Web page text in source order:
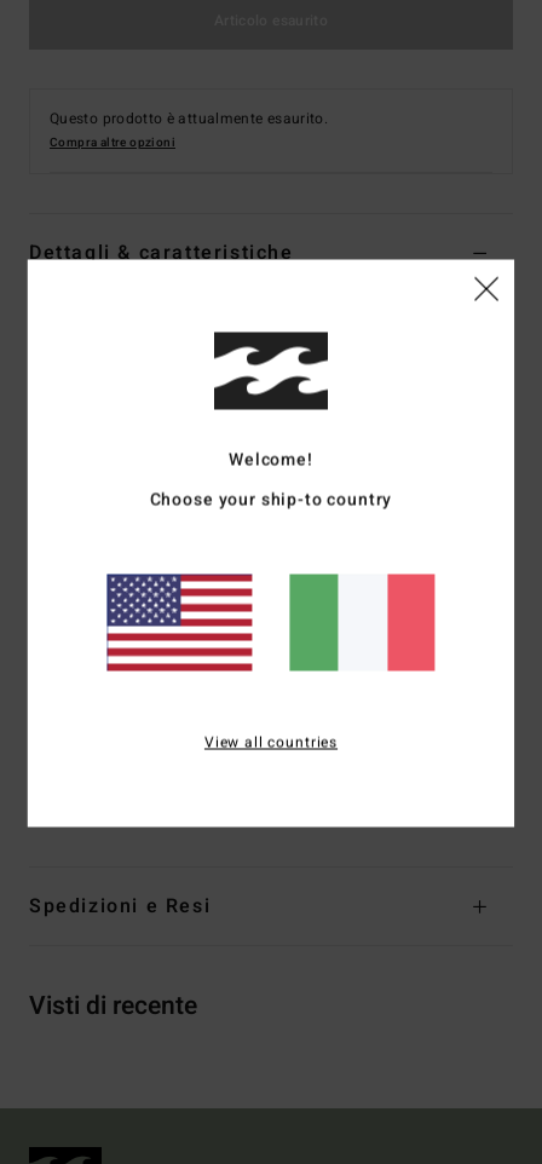
Questo prodotto è attualmente esaurito.
Compra altre opzioni
Dettagli & caratteristiche
Codice colore
Collezione: collezione Tanlines
Collo: scollo rotondo
Spalline: Spalline regolabili con anello e cursore
Gamba: gamba alta
Copertura inferiore: taglio hike con copertura succinta
Spedizioni e Resi
Visti di recente
Welcome!
Choose your ship-to country
View all countries